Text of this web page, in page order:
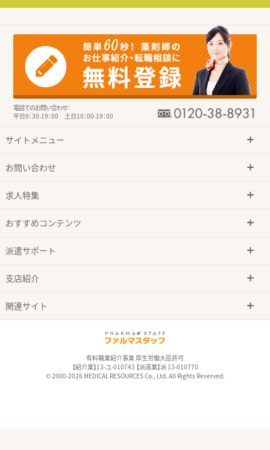
電話でのお問い合わせ：
平日9：30-19：00 土日10：00-19：00
サイトメニュー
お問い合わせ
求人特集
おすすめコンテンツ
派遣サポート
支店紹介
関連サイト
有料職業紹介事業 厚生労働大臣許可
【紹介業】13-ユ-010743 【派遣業】派 13-010770
© 2000-2026 MEDICAL RESOURCES Co., Ltd. All Rights Reserved.